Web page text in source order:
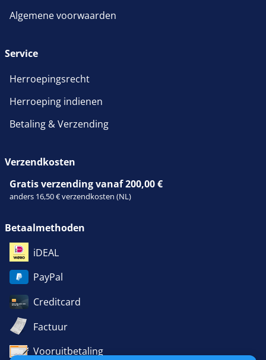
Algemene voorwaarden
Service
Herroepingsrecht
Herroeping indienen
Betaling & Verzending
Verzendkosten
Gratis verzending vanaf 200,00 €
anders 16,50 € verzendkosten (NL)
Betaalmethoden
iDEAL
PayPal
Creditcard
Factuur
Vooruitbetaling